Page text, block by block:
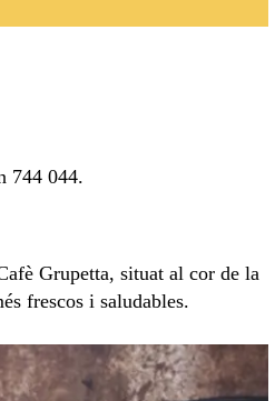
744 044.
Grupetta, situat al cor de la
frescos i saludables.